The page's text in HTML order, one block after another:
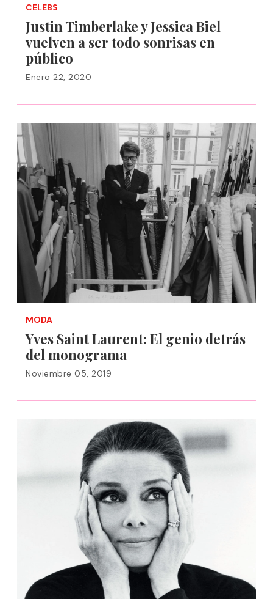
CELEBS
Justin Timberlake y Jessica Biel
vuelven a ser todo sonrisas en
público
Enero 22, 2020
MODA
Yves Saint Laurent: El genio detrás
del monograma
Noviembre 05, 2019